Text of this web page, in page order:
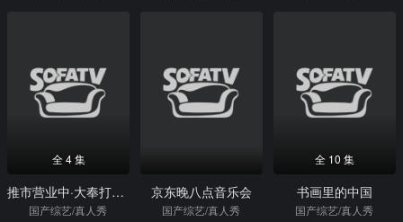
全 4 集
推市营业中·大奉打更人专场
国产综艺/真人秀
京东晚八点音乐会
国产综艺/真人秀
全 10 集
书画里的中国
国产综艺/真人秀